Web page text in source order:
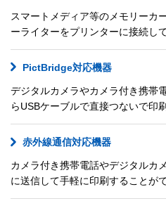
スマートメディア等のメモリーカ
ーライターをプリンターに接続し
PictBridge対応機器
デジタルカメラやカメラ付き携帯
らUSBケーブルで直接つないで印
赤外線通信対応機器
カメラ付き携帯電話やデジタルカ
に送信して手軽に印刷することが